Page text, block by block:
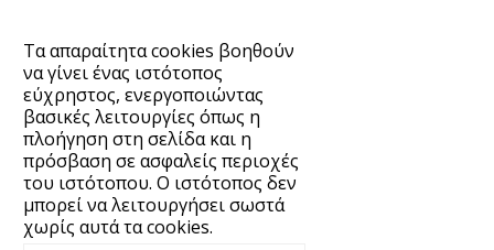
Τα απαραίτητα cookies βοηθούν
να γίνει ένας ιστότοπος
εύχρηστος, ενεργοποιώντας
βασικές λειτουργίες όπως η
πλοήγηση στη σελίδα και η
πρόσβαση σε ασφαλείς περιοχές
του ιστότοπου. Ο ιστότοπος δεν
μπορεί να λειτουργήσει σωστά
χωρίς αυτά τα cookies.